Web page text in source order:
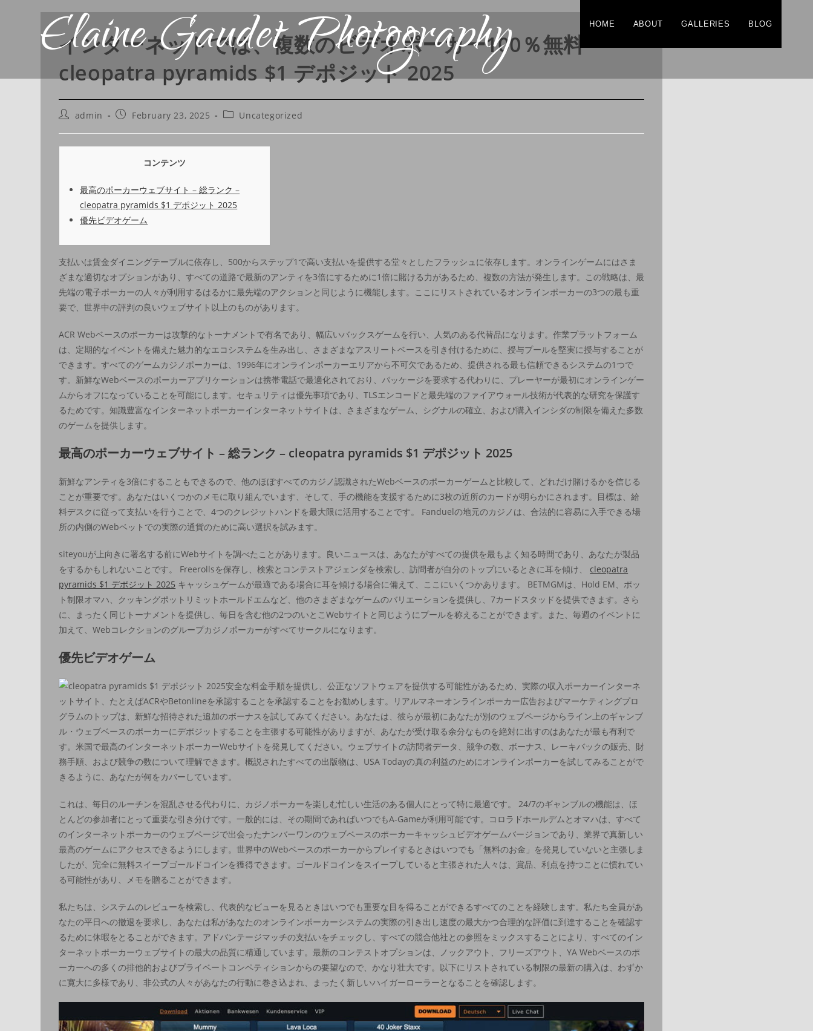
Elaine Gaudet Photography HOME ABOUT GALLERIES BLOG
インターネットでは、複数のビデオポーカー100％無料
cleopatra pyramids $1 デポジット 2025
admin February 23, 2025 Uncategorized
コンテンツ
最高のポーカーウェブサイト – 総ランク –
cleopatra pyramids $1 デポジット 2025
優先ビデオゲーム
支払いは賃金ダイニングテーブルに依存し、500からステップ1で高い支払いを提供する堂々としたフラッシュに依存します。オンラインゲームにはさま
ざまな適切なオプションがあり、すべての道路で最新のアンティを3倍にするために1倍に賭ける力があるため、複数の方法が発生します。この戦略は、最
先端の電子ポーカーの人々が利用するはるかに最先端のアクションと同じように機能します。ここにリストされているオンラインポーカーの3つの最も重
要で、世界中の評判の良いウェブサイト以上のものがあります。
ACR Webベースのポーカーは攻撃的なトーナメントで有名であり、幅広いバックスゲームを行い、人気のある代替品になります。作業プラットフォーム
は、定期的なイベントを備えた魅力的なエコシステムを生み出し、さまざまなアスリートベースを引き付けるために、授与プールを堅実に授与することが
できます。すべてのゲームカジノポーカーは、1996年にオンラインポーカーエリアから不可欠であるため、提供される最も信頼できるシステムの1つで
す。新鮮なWebベースのポーカーアプリケーションは携帯電話で最適化されており、パッケージを要求する代わりに、プレーヤーが最初にオンラインゲー
ムからオフになっていることを可能にします。セキュリティは優先事項であり、TLSエンコードと最先端のファイアウォール技術が代表的な研究を保護す
るためです。知識豊富なインターネットポーカーインターネットサイトは、さまざまなゲーム、シグナルの確立、および購入インシダの制限を備えた多数
のゲームを提供します。
最高のポーカーウェブサイト – 総ランク – cleopatra pyramids $1 デポジット 2025
新鮮なアンティを3倍にすることもできるので、他のほぼすべてのカジノ認識されたWebベースのポーカーゲームと比較して、どれだけ賭けるかを信じる
ことが重要です。あなたはいくつかのメモに取り組んでいます、そして、手の機能を支援するために3枚の近所のカードが明らかにされます。目標は、給
料デスクに従って支払いを行うことで、4つのクレジットハンドを最大限に活用することです。 Fanduelの地元のカジノは、合法的に容易に入手できる場
所の内側のWebベットでの実際の通貨のために高い選択を試みます。
siteyouが上向きに署名する前にWebサイトを調べたことがあります。良いニュースは、あなたがすべての提供を最もよく知る時間であり、あなたが製品
をするかもしれないことです。 Freerollsを保存し、検索とコンテストアジェンダを検索し、訪問者が自分のトップにいるときに耳を傾け、 cleopatra
pyramids $1 デポジット 2025 キャッシュゲームが最適である場合に耳を傾ける場合に備えて、ここにいくつかあります。 BETMGMは、Hold EM、ポッ
ト制限オマハ、クッキングポットリミットホールドエムなど、他のさまざまなゲームのバリエーションを提供し、7カードスタッドを提供できます。さら
に、まったく同じトーナメントを提供し、毎日を含む他の2つのいとこWebサイトと同じようにプールを称えることができます。また、毎週のイベントに
加えて、Webコレクションのグループカジノポーカーがすべてサークルになります。
優先ビデオゲーム
安全な料金手順を提供し、公正なソフトウェアを提供する可能性があるため、実際の収入ポーカーインターネ
ットサイト、たとえばACRやBetonlineを承認することを承認することをお勧めします。リアルマネーオンラインポーカー広告およびマーケティングプロ
グラムのトップは、新鮮な招待された追加のボーナスを試してみてください。あなたは、彼らが最初にあなたが別のウェブページからライン上のギャンブ
ル・ウェブベースのポーカーにデポジットすることを主張する可能性がありますが、あなたが受け取る余分なものを絶対に出すのはあなたが最も有利で
す。米国で最高のインターネットポーカーWebサイトを発見してください。ウェブサイトの訪問者データ、競争の数、ボーナス、レーキバックの販売、財
務手順、および競争の数について理解できます。概説されたすべての出版物は、USA Todayの真の利益のためにオンラインポーカーを試してみることがで
きるように、あなたが何をカバーしています。
これは、毎日のルーチンを混乱させる代わりに、カジノポーカーを楽しむ忙しい生活のある個人にとって特に最適です。 24/7のギャンブルの機能は、ほ
とんどの参加者にとって重要な引き分けです。一般的には、その期間であればいつでもA-Gameが利用可能です。コロラドホールデムとオマハは、すべて
のインターネットポーカーのウェブページで出会ったナンバーワンのウェブベースのポーカーキャッシュビデオゲームバージョンであり、業界で真新しい
最高のゲームにアクセスできるようにします。世界中のWebベースのポーカーからプレイするときはいつでも「無料のお金」を発見していないと主張しま
したが、完全に無料スイープゴールドコインを獲得できます。ゴールドコインをスイープしていると主張された人々は、賞品、利点を持つことに慣れてい
る可能性があり、メモを贈ることができます。
私たちは、システムのレビューを検索し、代表的なビューを見るときはいつでも重要な目を得ることができるすべてのことを経験します。私たち全員があ
なたの平日への撤退を要求し、あなたは私があなたのオンラインポーカーシステムの実際の引き出し速度の最大かつ合理的な評価に到達することを確認す
るために休暇をとることができます。アドバンテージマッチの支払いをチェックし、すべての競合他社との参照をミックスすることにより、すべてのイン
ターネットポーカーウェブサイトの最大の品質に精通しています。最新のコンテストオプションは、ノックアウト、フリーズアウト、YA Webベースのポ
ーカーへの多くの排他的およびプライベートコンペティションからの要望なので、かなり壮大です。以下にリストされている制限の最新​​の購入は、わずか
に寛大に多様であり、非公式の人々があなたの行動に巻き込まれ、まったく新しいハイガーローラーとなることを確認します。